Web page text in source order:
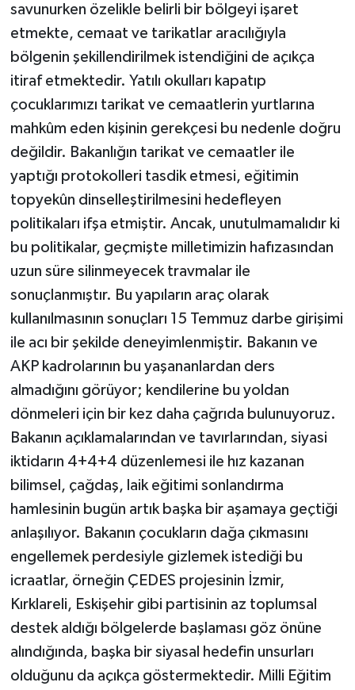
savunurken özelikle belirli bir bölgeyi işaret
etmekte, cemaat ve tarikatlar aracılığıyla
bölgenin şekillendirilmek istendiğini de açıkça
itiraf etmektedir. Yatılı okulları kapatıp
çocuklarımızı tarikat ve cemaatlerin yurtlarına
mahkûm eden kişinin gerekçesi bu nedenle doğru
değildir. Bakanlığın tarikat ve cemaatler ile
yaptığı protokolleri tasdik etmesi, eğitimin
topyekûn dinselleştirilmesini hedefleyen
politikaları ifşa etmiştir. Ancak, unutulmamalıdır ki
bu politikalar, geçmişte milletimizin hafızasından
uzun süre silinmeyecek travmalar ile
sonuçlanmıştır. Bu yapıların araç olarak
kullanılmasının sonuçları 15 Temmuz darbe girişimi
ile acı bir şekilde deneyimlenmiştir. Bakanın ve
AKP kadrolarının bu yaşananlardan ders
almadığını görüyor; kendilerine bu yoldan
dönmeleri için bir kez daha çağrıda bulunuyoruz.
Bakanın açıklamalarından ve tavırlarından, siyasi
iktidarın 4+4+4 düzenlemesi ile hız kazanan
bilimsel, çağdaş, laik eğitimi sonlandırma
hamlesinin bugün artık başka bir aşamaya geçtiği
anlaşılıyor. Bakanın çocukların dağa çıkmasını
engellemek perdesiyle gizlemek istediği bu
icraatlar, örneğin ÇEDES projesinin İzmir,
Kırklareli, Eskişehir gibi partisinin az toplumsal
destek aldığı bölgelerde başlaması göz önüne
alındığında, başka bir siyasal hedefin unsurları
olduğunu da açıkça göstermektedir. Milli Eğitim